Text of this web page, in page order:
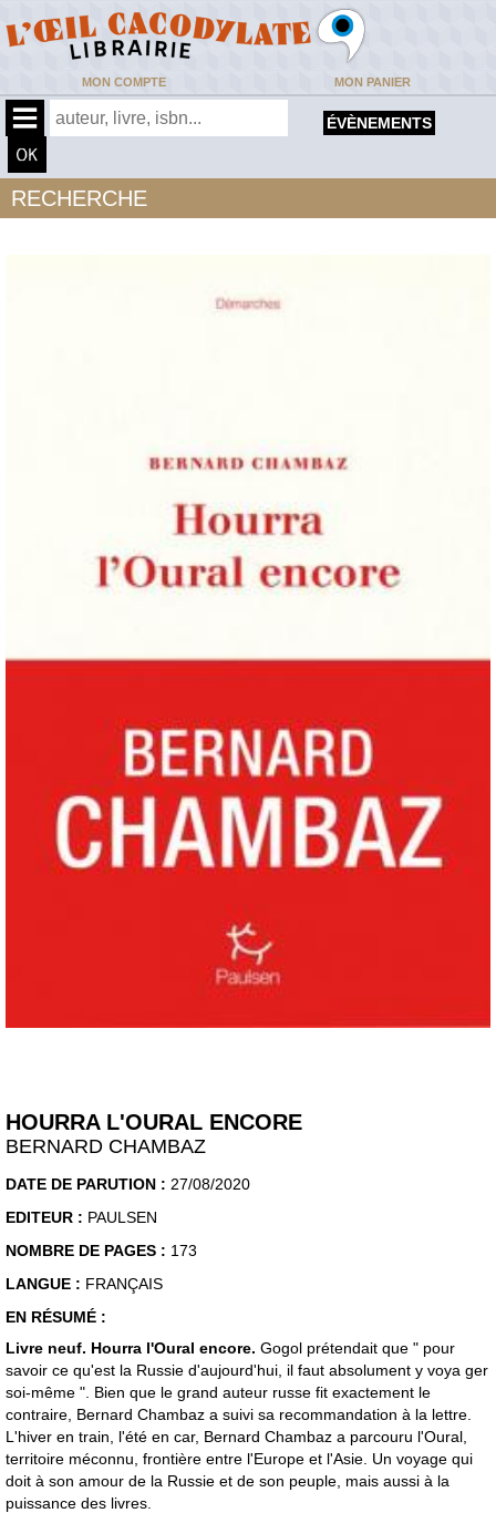
MON COMPTE MON PANIER
ÉVÈNEMENTS
RECHERCHE
HOURRA L'OURAL ENCORE
BERNARD CHAMBAZ
DATE DE PARUTION : 27/08/2020
EDITEUR : PAULSEN
NOMBRE DE PAGES : 173
LANGUE : FRANÇAIS
EN RÉSUMÉ :
Livre neuf. Hourra l'Oural encore. Gogol prétendait que " pour
savoir ce qu'est la Russie d'aujourd'hui, il faut absolument y voya ger
soi-même ". Bien que le grand auteur russe fit exactement le
contraire, Bernard Chambaz a suivi sa recommandation à la lettre.
L'hiver en train, l'été en car, Bernard Chambaz a parcouru l'Oural,
territoire méconnu, frontière entre l'Europe et l'Asie. Un voyage qui
doit à son amour de la Russie et de son peuple, mais aussi à la
puissance des livres.